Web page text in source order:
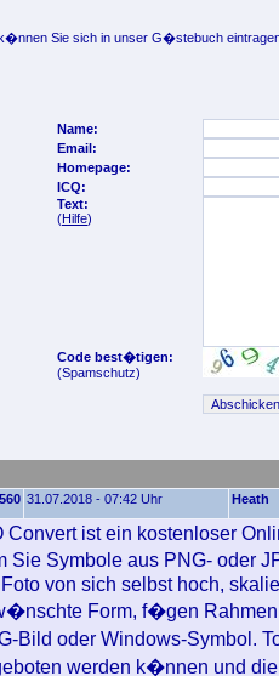
Sie sich in unser G�stebuch
Name:
Email:
Homepage:
ICQ:
Text:
(Hilfe)
Code best�tigen:
(Spamschutz)
31.07.2018 - 07:42 Uhr Heath
Convert ist ein kostenloser
Sie Symbole aus PNG- oder
von sich selbst hoch,
Form, f�gen
Bild oder Windows-Symbol.
werden k�nnen und